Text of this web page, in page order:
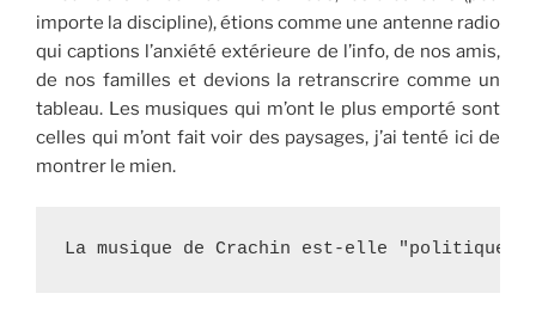
importe la discipline), étions comme une antenne radio
qui captions l’anxiété extérieure de l’info, de nos amis,
de nos familles et devions la retranscrire comme un
tableau. Les musiques qui m’ont le plus emporté sont
celles qui m’ont fait voir des paysages, j’ai tenté ici de
montrer le mien.
La musique de Crachin est-elle "politique"?